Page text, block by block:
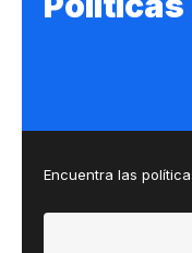
Encuentra las